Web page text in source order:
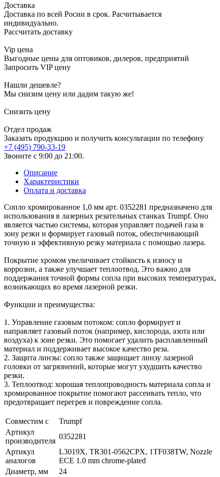
Доставка
Доставка по всей Росии в срок. Расчитывается
индивидуально.
Рассчитать доставку
Vip цена
Выгодные цены для оптовиков, дилеров, предприятий
Запросить VIP цену
Нашли дешевле?
Мы снизим цену или дадим такую же!
Снизить цену
Отдел продаж
Заказать продукцию и получить консультации по телефону
+7 (495) 790-33-19
Звоните с 9:00 до 21:00.
Описание
Характеристики
Оплата и доставка
Сопло хромированное 1,0 мм арт. 0352281 предназначено для
использования в лазерных резательных станках Trumpf. Оно
является частью системы, которая управляет подачей газа в
зону резки и формирует газовый поток, обеспечивающий
точную и эффективную резку материала с помощью лазера.
Покрытие хромом увеличивает стойкость к износу и
коррозии, а также улучшает теплоотвод. Это важно для
поддержания точной формы сопла при высоких температурах,
возникающих во время лазерной резки.
Функции и преимущества:
1. Управление газовым потоком: сопло формирует и
направляет газовый поток (например, кислорода, азота или
воздуха) к зоне резки. Это помогает удалить расплавленный
материал и поддерживает высокое качество реза.
2. Защита линзы: сопло также защищает линзу лазерной
головки от загрязнений, которые могут ухудшить качество
резки.
3. Теплоотвод: хорошая теплопроводность материала сопла и
хромированное покрытие помогают рассеивать тепло, что
предотвращает перегрев и повреждение сопла.
Совместим с
Trumpf
Артикул
производителя
0352281
Артикул
аналогов
L3019X, TR301-0562CPX, 1TF038TW, Nozzle
ECE 1.0 mm chrome-plated
Диаметр, мм
24